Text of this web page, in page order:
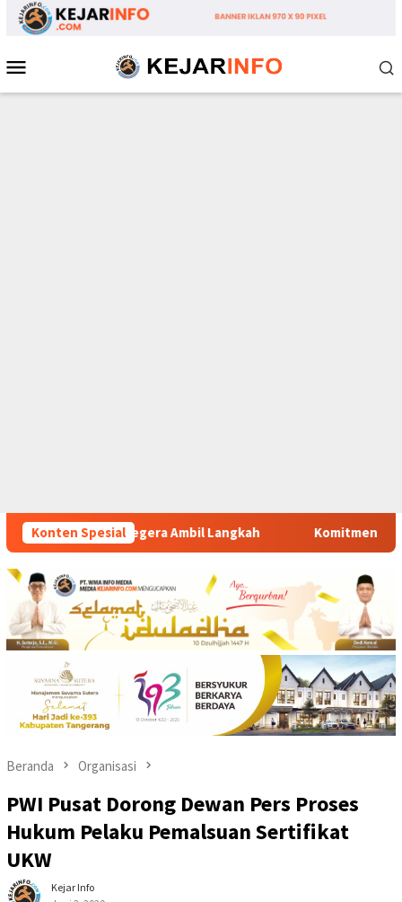
Loncat
Mobile
Konten SpesialKomitmen Polsek Tigaraksa Tindak Tegas
Beranda Organisasi
PWI Pusat Dorong Dewan Pers Proses
Hukum Pelaku Pemalsuan Sertifikat
UKW
Kejar Info